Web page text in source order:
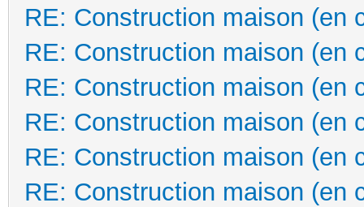
RE: Construction maison (en
RE: Construction maison (en
RE: Construction maison (en
RE: Construction maison (en
RE: Construction maison (en
RE: Construction maison (en